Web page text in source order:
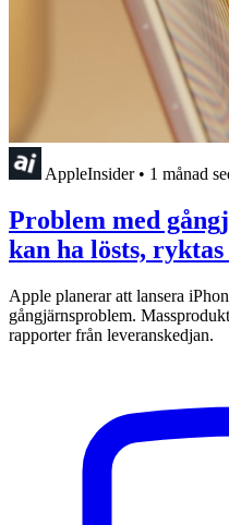
AppleInsider • 1 månad
Problem med
kan ha lösts,
Apple planerar att lansera
gångjärnsproblem.
rapporter från leveranskedjan.